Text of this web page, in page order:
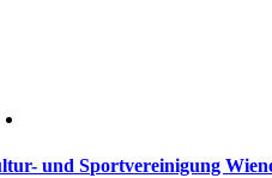
und Sportvereinigung